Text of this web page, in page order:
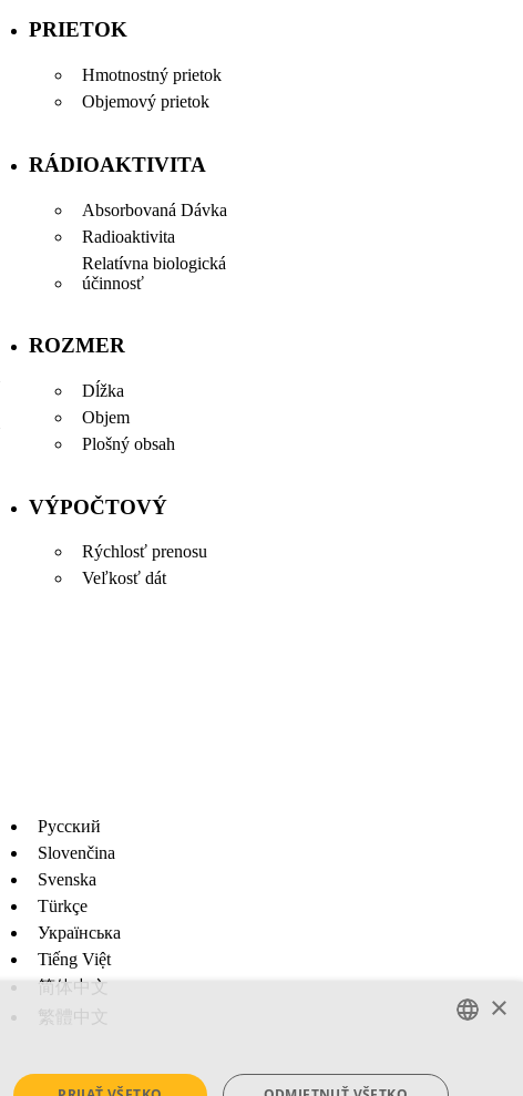
PRIETOK
Hmotnostný prietok
Objemový prietok
RÁDIOAKTIVITA
Absorbovaná Dávka
Radioaktivita
Relatívna biologická
účinnosť
ROZMER
Dĺžka
Objem
Plošný obsah
VÝPOČTOVÝ
Rýchlosť prenosu
Veľkosť dát
Русский
Slovenčina
Svenska
Türkçe
Украïнська
Tiếng Việt
简体中文
繁體中文
×